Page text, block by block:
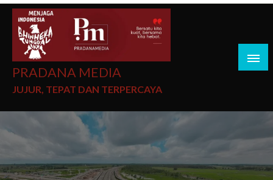
PRADANA MEDIA
JUJUR, TEPAT DAN TERPERCAYA